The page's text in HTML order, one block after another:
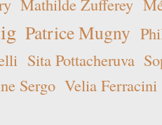
Patrice Mugny
Sita Pottacheruva
Sergo Velia Ferracini